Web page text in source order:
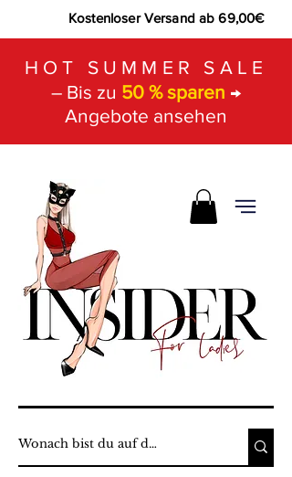
Kostenloser Versand ab 69,00€
HOT SUMMER SALE
– Bis zu 50 % sparen →
Angebote ansehen